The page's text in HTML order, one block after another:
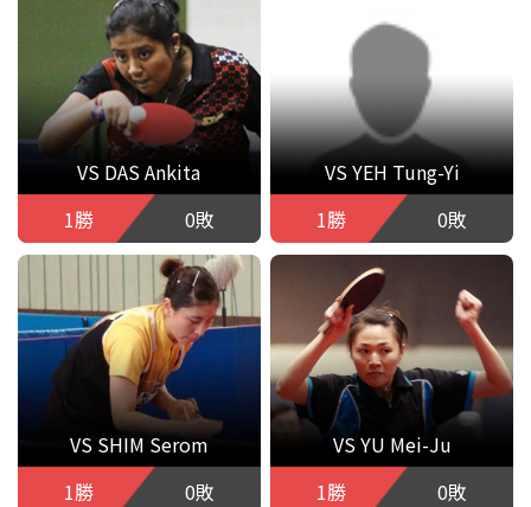
VS DAS Ankita
1勝
0敗
VS YEH Tung-Yi
1勝
0敗
VS SHIM Serom
1勝
0敗
VS YU Mei-Ju
1勝
0敗